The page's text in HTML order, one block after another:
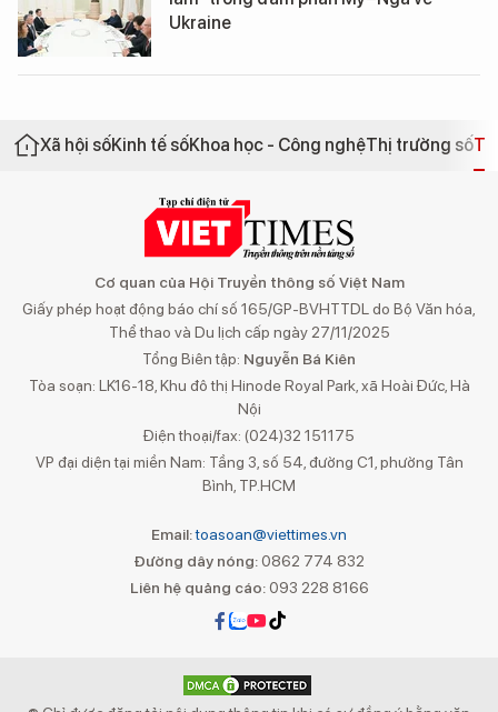
Ukraine
Xã hội sốKinh tế sốKhoa học - Công nghệThị trường số
Cơ quan của Hội Truyền thông số Việt Nam
Giấy phép hoạt động báo chí số 165/GP-BVHTTDL do Bộ Văn hóa,
Thể thao và Du lịch cấp ngày 27/11/2025
Tổng Biên tập: Nguyễn Bá Kiên
Tòa soạn: LK16-18, Khu đô thị Hinode Royal Park, xã Hoài Đức, Hà
Nội
Điện thoại/fax: (024)32 151175
VP đại diện tại miền Nam: Tầng 3, số 54, đường C1, phường Tân
Bình, TP.HCM
Email:toasoan@viettimes.vn
Đường dây nóng: 0862 774 832
Liên hệ quảng cáo:093 228 8166